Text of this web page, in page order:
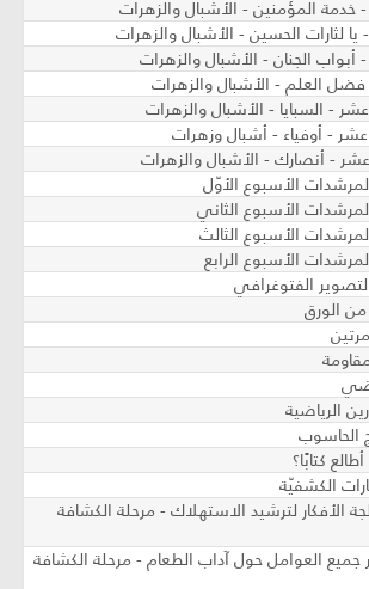
خدمة المؤمنين - الأشبال والزهرات
لثارات الحسين - الأشبال والزهرات
الجنان - الأشبال والزهرات
العلم - الأشبال والزهرات
- السبايا - الأشبال والزهرات
- أوفياء - أشبال وزهرات
- أنصارك - الأشبال والزهرات
الأسبوع الأوّل
الأسبوع الثاني
الأسبوع الثالث
الأسبوع الرابع
- معالجة الأفكار لترشيد الاستهلاك - مرحلة الكشافة
- اعتبار جميع العوامل حول آداب الطعام - مرحلة الكشافة